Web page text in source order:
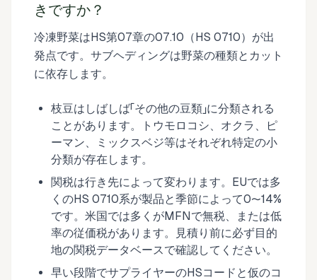
きですか？
冷凍野菜はHS第07章の07.10（HS 0710）が出
発点です。サブヘディングは野菜の種類とカット
に依存します。
枝豆はしばしば「その他の豆類」に分類される
ことがあります。トウモロコシ、オクラ、ピ
ーマン、ミックスベジ等はそれぞれ特定の小
分類が存在します。
関税は行き先によって変わります。EUでは多
くのHS 0710系が製品と季節によって0〜14%
です。米国では多くがMFNで無税、または低
率の従価税があります。見積り前に必ず目的
地の関税データベースで確認してください。
早い段階でサプライヤーのHSコードと仮のコ